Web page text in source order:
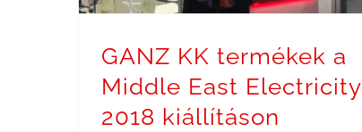
GANZ KK termékek a
Middle East Electricity
2018 kiállításon